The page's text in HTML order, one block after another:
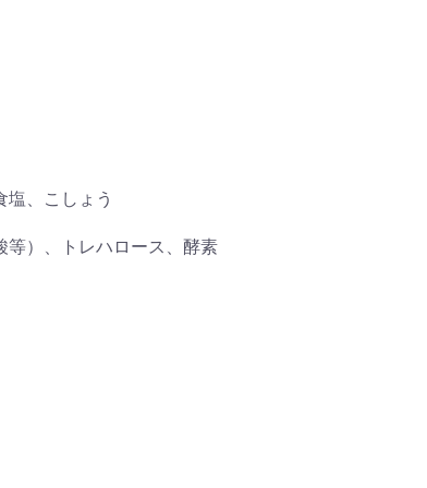
、こしょう
）、トレハロース、酵素